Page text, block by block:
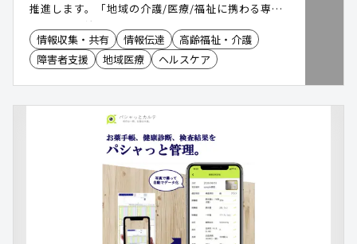
推進します。「地域の介護/医療/福祉に携わる専門
職」と「自治体」の情報共有をすすめ、「地域のく
らしを支える」プラットフォームです。
情報収集・共有 情報伝達
高齢福祉・介護
障害者支援
地域医療 ヘルスケア